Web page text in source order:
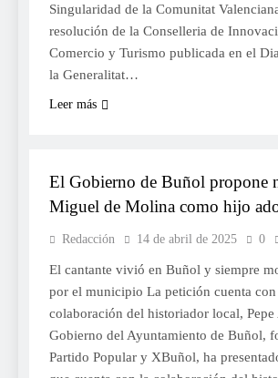
Singularidad de la Comunitat
resolución de la Conselleria de
Comercio y Turismo publicada en el
la Generalitat…
Leer más
El Gobierno de Buñol propone
Miguel de Molina como hijo
Redacción 14 de abril de 2025 0
El cantante vivió en Buñol y siempre
por el municipio La petición cuenta con
colaboración del historiador local, Pepe
Gobierno del Ayuntamiento de Buñol,
Partido Popular y XBuñol, ha